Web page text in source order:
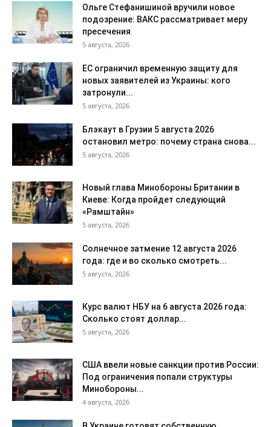
Ольге Стефанишиной вручили новое
подозрение: ВАКС рассматривает меру
пресечения
5 августа, 2026
ЕС ограничил временную защиту для
новых заявителей из Украины: кого
затронули...
5 августа, 2026
Блэкаут в Грузии 5 августа 2026
остановил метро: почему страна снова...
5 августа, 2026
Новый глава Минобороны Британии в
Киеве: Когда пройдет следующий
«Рамштайн»
5 августа, 2026
Солнечное затмение 12 августа 2026
года: где и во сколько смотреть...
5 августа, 2026
Курс валют НБУ на 6 августа 2026 года:
Сколько стоят доллар...
5 августа, 2026
США ввели новые санкции против России:
Под ограничения попали структуры
Минобороны...
4 августа, 2026